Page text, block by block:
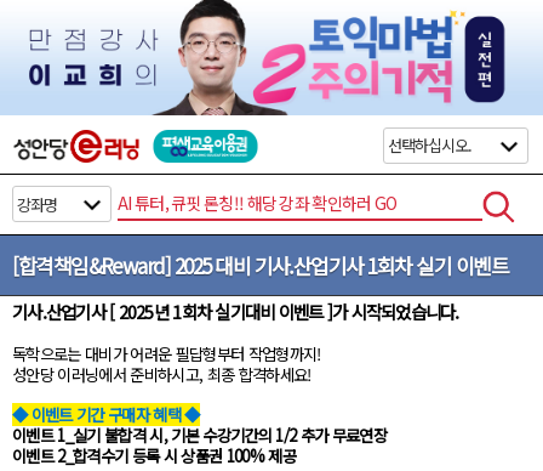
[합격책임&Reward] 2025 대비 기사.산업기사 1회차 실기 이벤트
본문
기사.산업기사 [ 2025년 1회차 실기대비 이벤트 ]가 시작되었습니다.
독학으로는 대비가 어려운 필답형부터 작업형까지!
성안당 이러닝에서 준비하시고, 최종 합격하세요!
◆ 이벤트 기간 구매자 혜택 ◆
이벤트 1_실기 불합격 시, 기본 수강기간의 1/2 추가 무료연장
이벤트 2_합격수기 등록 시 상품권 100% 제공